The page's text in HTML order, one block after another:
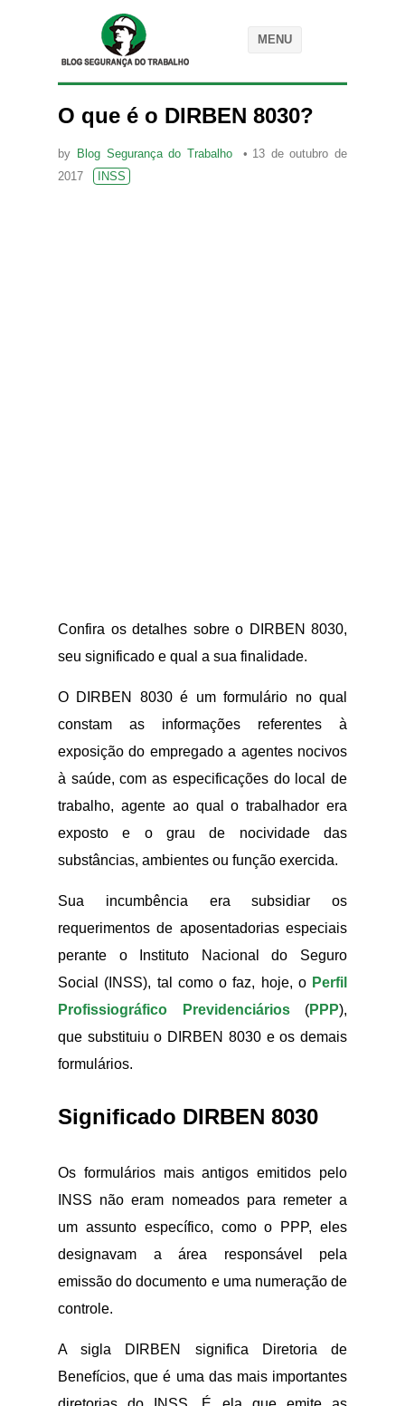
MENU
O que é o DIRBEN 8030?
by Blog Segurança do Trabalho
13 de outubro de
2017
INSS
Confira os detalhes sobre o DIRBEN 8030,
seu significado e qual a sua finalidade.
O DIRBEN 8030 é um formulário no qual
constam as informações referentes à
exposição do empregado a agentes nocivos
à saúde, com as especificações do local de
trabalho, agente ao qual o trabalhador era
exposto e o grau de nocividade das
substâncias, ambientes ou função exercida.
Sua incumbência era subsidiar os
requerimentos de aposentadorias especiais
perante o Instituto Nacional do Seguro
Social (INSS), tal como o faz, hoje, o Perfil
Profissiográfico Previdenciários(PPP),
que substituiu o DIRBEN 8030 e os demais
formulários.
Significado DIRBEN 8030
Os formulários mais antigos emitidos pelo
INSS não eram nomeados para remeter a
um assunto específico, como o PPP, eles
designavam a área responsável pela
emissão do documento e uma numeração de
controle.
A sigla DIRBEN significa Diretoria de
Benefícios, que é uma das mais importantes